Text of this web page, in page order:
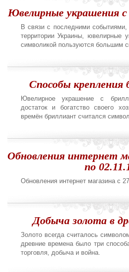
Ювелирные украшения
В связи с последними событиями,
территории Украины, ювелирные
символикой пользуются большим
Способы крепления
Ювелирное украшение с
достаток и богатство своего
времён бриллиант считался
Обновления интернет
по
Обновления интернет магазина с
Добыча золота в
Золото всегда считалось
древние времена было три
торговля, добыча и война.